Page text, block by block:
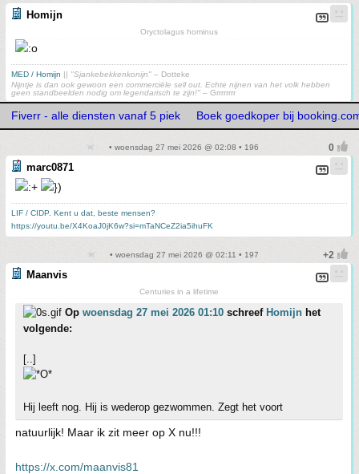
Homijn
Oryctolagus hominus
MED / Homijn || "Sjankebekkenkonijn" – Dotteke
Nijntje is dan ook gewoon een commerciële sell out. Echte nijnen van het volk hebben
geen standbeelden nodig om legendarisch te zijn!" – Grrrrrrrr
Fiverr - alle diensten vanaf 5 piek Boek goedkoper bij
• woensdag 27 mei 2026 @ 02:08 • 196
marc0871
LIF / CIDP. Kent u dat, beste mensen?
https://youtu.be/X4KoaJ0jK6w?si=mTaNCeZ2ia5ihuFK
• woensdag 27 mei 2026 @ 02:11 • 197
Maanvis
Centuries in a lifetime
Op woensdag 27 mei 2026 01:10 schreef Homijn het
volgende:
[..]
Hij leeft nog. Hij is wederop gezwommen. Zegt het voort
natuurlijk! Maar ik zit meer op X nu!!!
https://x.com/maanvis81